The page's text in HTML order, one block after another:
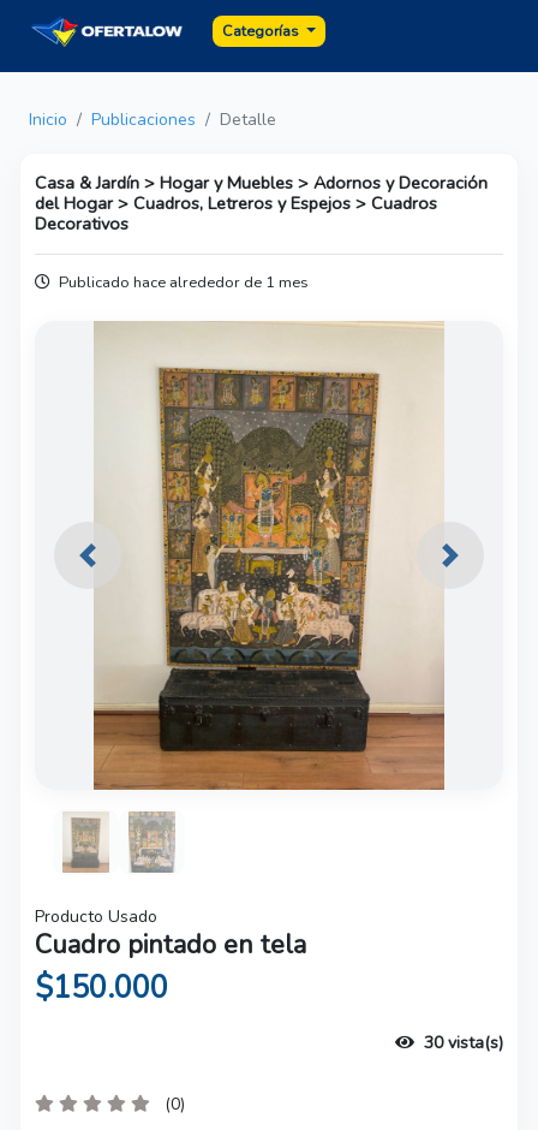
Categorías
Inicio Publicaciones Detalle
Casa & Jardín > Hogar y Muebles > Adornos y Decoración
del Hogar > Cuadros, Letreros y Espejos > Cuadros
Decorativos
Publicado hace alrededor de 1 mes
Previous Next
Producto Usado
Cuadro pintado en tela
$150.000
30 vista(s)
(0)